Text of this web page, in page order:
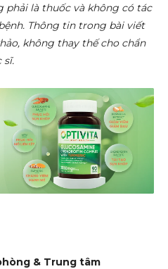
phải là thuốc và không có tác
Thông tin trong bài viết
không thay thế cho chẩn
sĩ.
& Trung tâm